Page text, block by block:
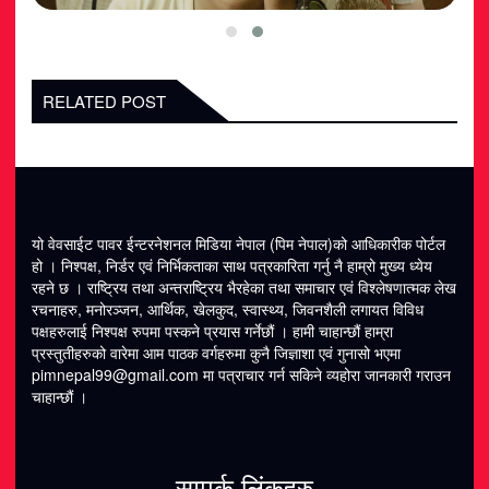
RELATED POST
यो वेवसाईट पावर ईन्टरनेशनल मिडिया नेपाल (पिम नेपाल)को आधिकारीक पोर्टल
हो । निश्पक्ष, निर्डर एवं निर्भिकताका साथ पत्रकारिता गर्नु नै हाम्रो मुख्य ध्येय
रहने छ । राष्ट्रिय तथा अन्तराष्ट्रिय भैरहेका तथा समाचार एवं विश्लेषणात्मक लेख
रचनाहरु, मनोरञ्जन, आर्थिक, खेलकुद, स्वास्थ्य, जिवनशैली लगायत विविध
पक्षहरुलाई निश्पक्ष रुपमा पस्कने प्रयास गर्नेछौं । हामी चाहान्छौं हाम्रा
प्रस्तुतीहरुको वारेमा आम पाठक वर्गहरुमा कुनै जिज्ञाशा एवं गुनासो भएमा
pimnepal99@gmail.com मा पत्राचार गर्न सकिने व्यहोरा जानकारी गराउन
चाहान्छौं ।